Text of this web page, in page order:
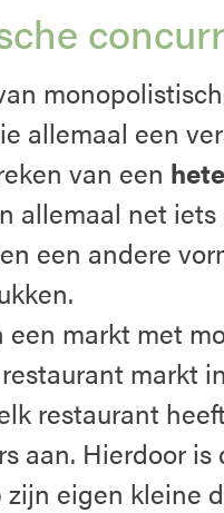
allemaal een
van een
allemaal net
een andere
een markt met
markt
restaurant
aan. Hierdoor
eigen kleine